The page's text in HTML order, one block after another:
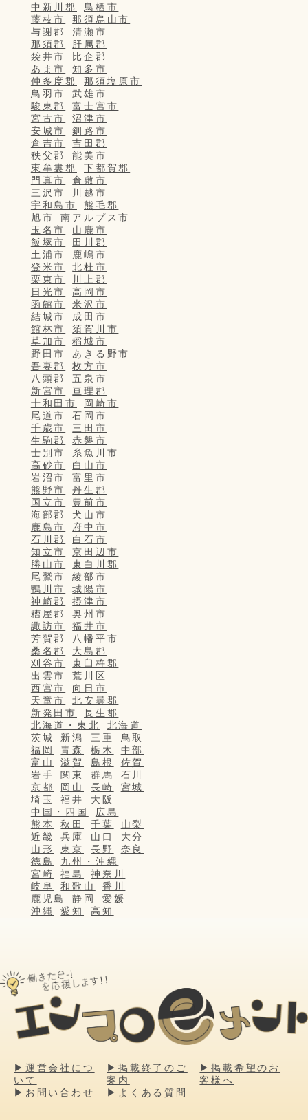
中新川郡
鳥栖市
藤枝市
那須烏山市
与謝郡
清瀬市
那須郡
肝属郡
袋井市
比企郡
あま市
知多市
仲多度郡
那須塩原市
鳥羽市
武雄市
駿東郡
富士宮市
宮古市
沼津市
安城市
釧路市
倉吉市
吉田郡
秩父郡
能美市
東牟婁郡
下都賀郡
門真市
倉敷市
三沢市
川越市
宇和島市
熊毛郡
旭市
南アルプス市
玉名市
山鹿市
飯塚市
田川郡
土浦市
鹿嶋市
登米市
北杜市
栗東市
川上郡
日光市
高岡市
函館市
米沢市
結城市
成田市
館林市
須賀川市
草加市
稲城市
野田市
あきる野市
吾妻郡
枚方市
八頭郡
五泉市
新宮市
亘理郡
十和田市
岡崎市
尾道市
石岡市
千歳市
三田市
生駒郡
赤磐市
士別市
糸魚川市
高砂市
白山市
岩沼市
富里市
熊野市
丹生郡
国立市
豊前市
海部郡
犬山市
鹿島市
府中市
石川郡
白石市
知立市
京田辺市
勝山市
東白川郡
尾鷲市
綾部市
鴨川市
城陽市
神崎郡
摂津市
糟屋郡
奥州市
諏訪市
福井市
芳賀郡
八幡平市
桑名郡
大島郡
刈谷市
東臼杵郡
出雲市
荒川区
西宮市
向日市
天童市
北安曇郡
新発田市
長生郡
北海道・東北
北海道
茨城
新潟 三重
鳥取
福岡
青森 栃木
中部
富山
滋賀 島根
佐賀
岩手
関東 群馬
石川
京都
岡山 長崎
宮城
埼玉
福井
大阪
中国・四国
広島
熊本
秋田 千葉
山梨
近畿
兵庫 山口
大分
山形
東京 長野
奈良
徳島
九州・沖縄
宮崎
福島
神奈川
岐阜
和歌山
香川
鹿児島
静岡
愛媛
沖縄
愛知 高知
▶運営会社につ
いて
▶掲載終了のご
案内
▶掲載希望のお
客様へ
▶お問い合わせ
▶よくある質問